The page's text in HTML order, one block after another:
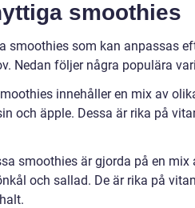
smoothies
smoothies som kan anpassas
Nedan följer några populära
innehåller en mix av
och äpple. Dessa är rika på
smoothies är gjorda på en mix
och sallad. De är rika på